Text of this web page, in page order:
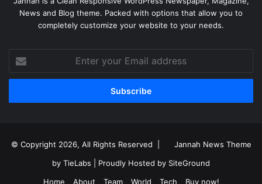
News and Blog theme. Packed with options that allow you to
completely customize your website to your needs.
your
Email
© Copyright 2026, All Rights Reserved |
Jannah News Theme
by TieLabs | Proudly Hosted by SiteGround
Home
About Team World Tech Buy now!